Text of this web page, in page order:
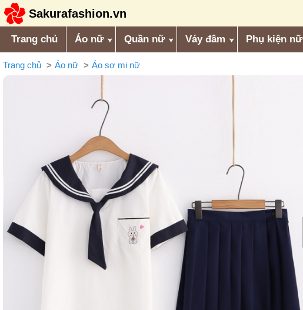
Sakurafashion.vn
Trang chủ Áo nữ Quần nữ Váy đầm Phụ kiện nữ
Trang chủ Áo nữ Áo sơ mi nữ